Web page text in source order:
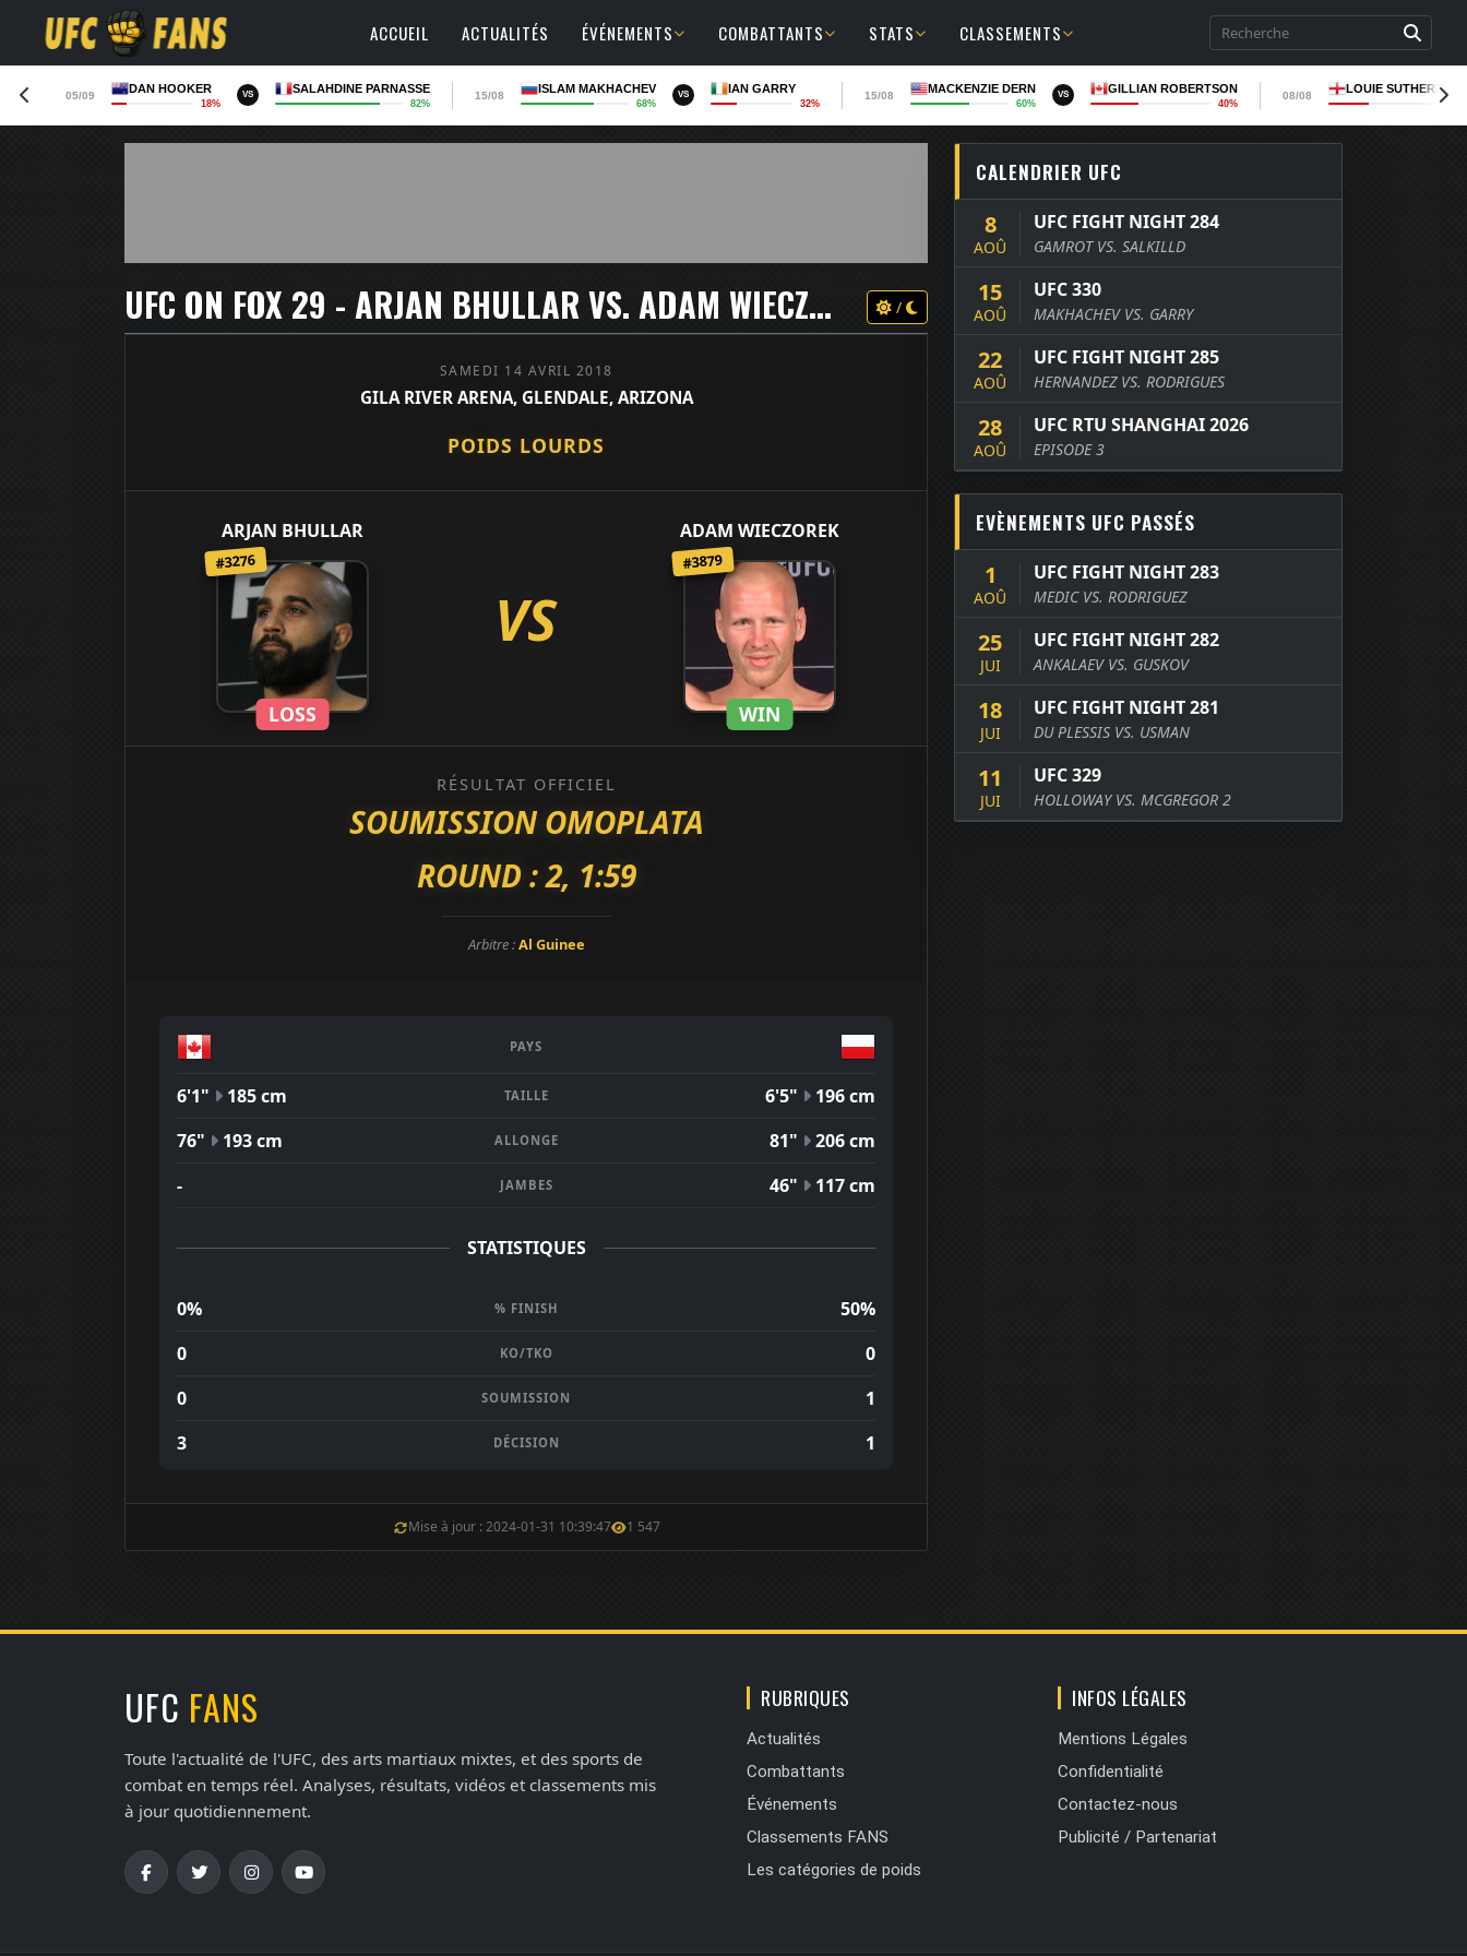
ACCUEIL ACTUALITÉS ÉVÉNEMENTS COMBATTANTS STATS CLASSEMENTS
05/09
DAN HOOKER
18%
VS SALAHDINE PARNASSE
82%
15/08
ISLAM MAKHACHEV
68%
VS IAN GARRY
32%
15/08
MACKENZIE DERN
60%
VS GILLIAN ROBERTSON
40%
08/08
LOUIE
UFC ON FOX 29 - ARJAN BHULLAR VS. ADAM WIECZOREK /
SAMEDI 14 AVRIL 2018
GILA RIVER ARENA, GLENDALE, ARIZONA
POIDS LOURDS
ARJAN BHULLAR
#3276
LOSS
VS
ADAM WIECZOREK
#3879
WIN
RÉSULTAT OFFICIEL
SOUMISSION OMOPLATA
ROUND : 2, 1:59
Arbitre :Al Guinee
PAYS
6'1" 185 cm TAILLE 6'5"
196 cm
76"
193 cm ALLONGE 81"
206 cm
-
JAMBES 46" 117 cm
STATISTIQUES
0% % FINISH
50%
0
KO/TKO
0
0
SOUMISSION
1
3
DÉCISION 1
Mise à jour : 2024-01-31 10:39:47 1 547
CALENDRIER UFC
8
AOÛ
UFC FIGHT NIGHT 284
GAMROT VS. SALKILLD
15
AOÛ
UFC 330
MAKHACHEV VS. GARRY
22
AOÛ
UFC FIGHT NIGHT 285
HERNANDEZ VS. RODRIGUES
28
AOÛ
UFC RTU SHANGHAI 2026
EPISODE 3
EVÈNEMENTS UFC PASSÉS
1
AOÛ
UFC FIGHT NIGHT 283
MEDIC VS. RODRIGUEZ
25
JUI
UFC FIGHT NIGHT 282
ANKALAEV VS. GUSKOV
18
JUI
UFC FIGHT NIGHT 281
DU PLESSIS VS. USMAN
11
JUI
UFC 329
HOLLOWAY VS. MCGREGOR 2
UFC FANS
Toute l'actualité de l'UFC, des arts martiaux mixtes, et des sports de
combat en temps réel. Analyses, résultats, vidéos et classements mis
à jour quotidiennement.
RUBRIQUES
Actualités
Combattants
Événements
Classements FANS
Les catégories de poids
INFOS LÉGALES
Mentions Légales
Confidentialité
Contactez-nous
Publicité / Partenariat